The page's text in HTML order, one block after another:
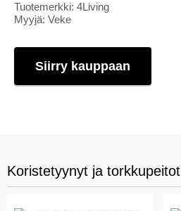
Tuotemerkki: 4Living
Myyjä: Veke
Siirry kauppaan
Koristetyynyt ja torkkupeitot